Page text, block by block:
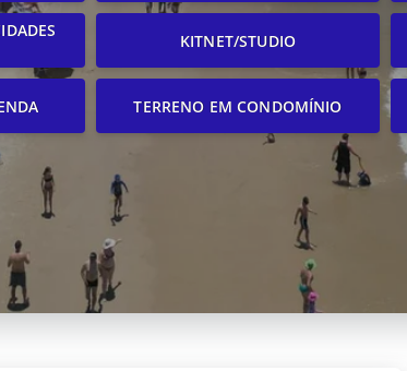
KITNET/STUDIO
TERRENO EM CONDOMÍNIO